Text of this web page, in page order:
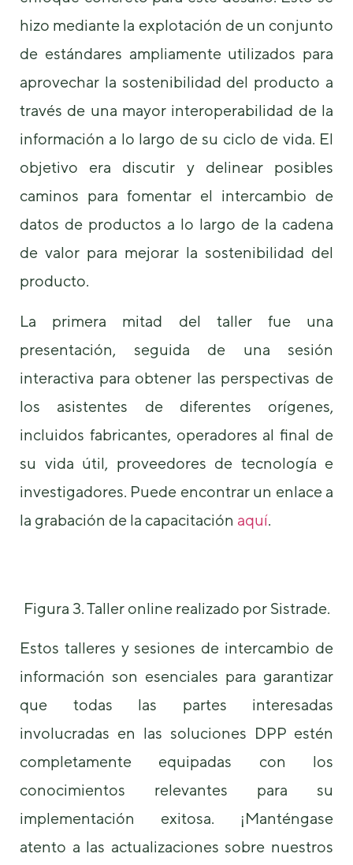
hizo mediante la explotación de un conjunto
de estándares ampliamente utilizados para
aprovechar la sostenibilidad del producto a
través de una mayor interoperabilidad de la
información a lo largo de su ciclo de vida. El
objetivo era discutir y delinear posibles
caminos para fomentar el intercambio de
datos de productos a lo largo de la cadena
de valor para mejorar la sostenibilidad del
producto.
La primera mitad del taller fue una
presentación, seguida de una sesión
interactiva para obtener las perspectivas de
los asistentes de diferentes orígenes,
incluidos fabricantes, operadores al final de
su vida útil, proveedores de tecnología e
investigadores. Puede encontrar un enlace a
la grabación de la capacitación aquí.
Figura 3. Taller online realizado por Sistrade.
Estos talleres y sesiones de intercambio de
información son esenciales para garantizar
que todas las partes interesadas
involucradas en las soluciones DPP estén
completamente equipadas con los
conocimientos relevantes para su
implementación exitosa. ¡Manténgase
atento a las actualizaciones sobre nuestros